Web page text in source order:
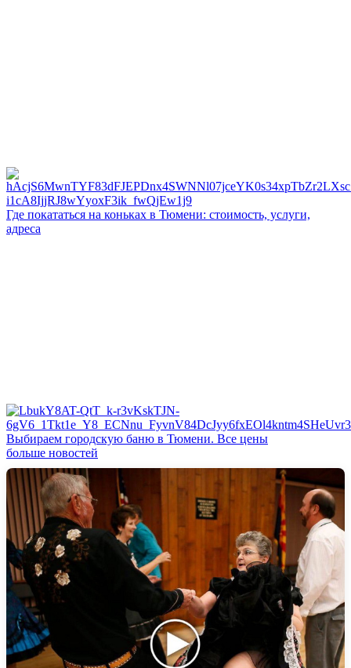
Где покататься на коньках в Тюмени: стоимость, услуги,
адреса
Выбираем городскую баню в Тюмени. Все цены
больше новостей